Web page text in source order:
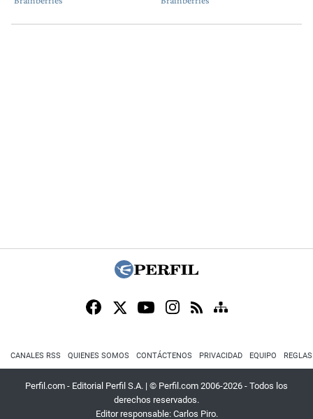
CANALES RSS QUIENES SOMOS CONTÁCTENOS PRIVACIDAD EQUIPO
Perfil.com - Editorial Perfil S.A. | © Perfil.com 2006-2026 - Todos los
derechos reservados.
Editor responsable: Carlos Piro.